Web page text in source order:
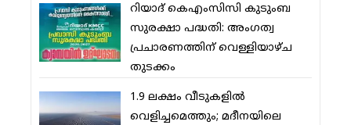
റിയാദ് കെഎംസിസി കുടുംബ
സുരക്ഷാ പദ്ധതി: അംഗത്വ
പ്രചാരണത്തിന് വെള്ളിയാഴ്ച
തുടക്കം
1.9 ലക്ഷം വീടുകളില്‍
വെളിച്ചമെത്തും; മദീനയിലെ